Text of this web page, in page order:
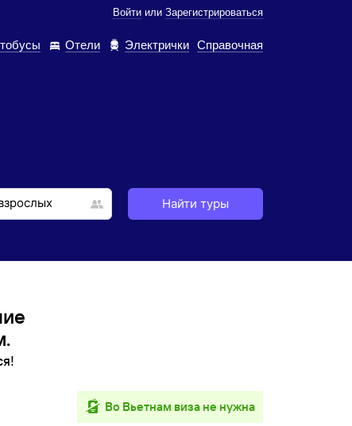
Войти или Зарегистрироваться
Отели Электрички Справочная
Найти туры
во Вьетнам виза не нужна